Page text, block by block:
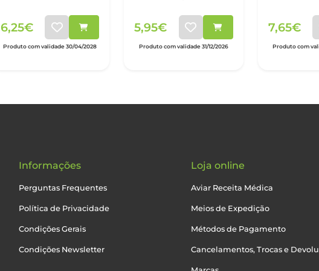
6,25€
Produto com validade 30/04/2028
5,95€
Produto com validade 31/12/2026
7,65€
Produto com
Informações
Perguntas Frequentes
Política de Privacidade
Condições Gerais
Condições Newsletter
Loja online
Aviar Receita Médica
Meios de Expedição
Métodos de Pagamento
Cancelamentos, Trocas e